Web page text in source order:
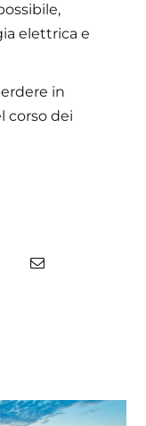
elettrica e
in
corso dei